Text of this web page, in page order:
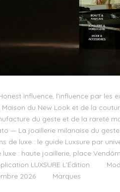
Influence, l’influence par les
du New Look et de la
du geste et de la rareté
— La joaillerie milanaise du
de luxe : le guide Luxsure par
luxe : haute joaillerie, place
LUXSURE L’Édition
2026 Marques